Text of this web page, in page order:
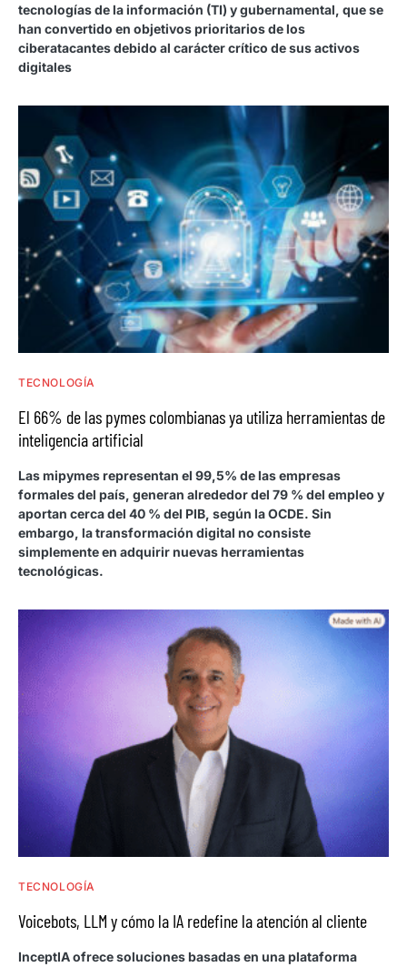
tecnologías de la información (TI) y gubernamental, que se
han convertido en objetivos prioritarios de los
ciberatacantes debido al carácter crítico de sus activos
digitales
TECNOLOGÍA
El 66% de las pymes colombianas ya utiliza herramientas de
inteligencia artificial
Las mipymes representan el 99,5% de las empresas
formales del país, generan alrededor del 79 % del empleo y
aportan cerca del 40 % del PIB, según la OCDE. Sin
embargo, la transformación digital no consiste
simplemente en adquirir nuevas herramientas
tecnológicas.
TECNOLOGÍA
Voicebots, LLM y cómo la IA redefine la atención al cliente
InceptIA ofrece soluciones basadas en una plataforma